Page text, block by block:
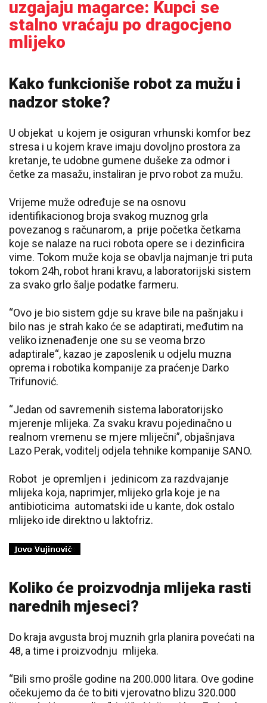
uzgajaju magarce: Kupci se
stalno vraćaju po dragocjeno
mlijeko
Kako funkcioniše robot za mužu i
nadzor stoke?
U objekat u kojem je osiguran vrhunski komfor bez
stresa i u kojem krave imaju dovoljno prostora za
kretanje, te udobne gumene dušeke za odmor i
četke za masažu, instaliran je prvo robot za mužu.
Vrijeme muže određuje se na osnovu
identifikacionog broja svakog muznog grla
povezanog s računarom, a prije početka četkama
koje se nalaze na ruci robota opere se i dezinficira
vime. Tokom muže koja se obavlja najmanje tri puta
tokom 24h, robot hrani kravu, a laboratorijski sistem
za svako grlo šalje podatke farmeru.
“Ovo je bio sistem gdje su krave bile na pašnjaku i
bilo nas je strah kako će se adaptirati, međutim na
veliko iznenađenje one su se veoma brzo
adaptirale“, kazao je zaposlenik u odjelu muzna
oprema i robotika kompanije za praćenje Darko
Trifunović.
“Jedan od savremenih sistema laboratorijsko
mjerenje mlijeka. Za svaku kravu pojedinačno u
realnom vremenu se mjere mliječni”, objašnjava
Lazo Perak, voditelj odjela tehnike kompanije SANO.
Robot je opremljen i jedinicom za razdvajanje
mlijeka koja, naprimjer, mlijeko grla koje je na
antibioticima automatski ide u kante, dok ostalo
mlijeko ide direktno u laktofriz.
Koliko će proizvodnja mlijeka rasti
narednih mjeseci?
Do kraja avgusta broj muznih grla planira povećati na
48, a time i proizvodnju mlijeka.
“Bili smo prošle godine na 200.000 litara. Ove godine
očekujemo da će to biti vjerovatno blizu 320.000